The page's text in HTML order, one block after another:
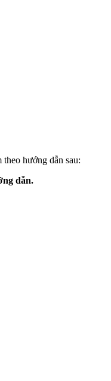
hướng dẫn sau:
dẫn.